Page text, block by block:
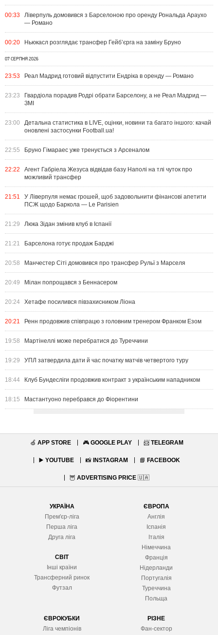
00:33
Ліверпуль домовився з Барселоною про оренду Рональда Араухо
— Романо
00:20 Ньюкасл розглядає трансфер Гейб’єрга на заміну Бруно
07 СЕРПНЯ 2026
23:53 Реал Мадрид готовий відпустити Ендріка в оренду — Романо
23:23
Гвардіола порадив Родрі обрати Барселону, а не Реал Мадрид —
ЗМІ
23:00
Детальна статистика в LIVE, оцінки, новини та багато іншого: качай
оновлені застосунки Football.ua!
22:55 Бруно Гімараес уже тренується з Арсеналом
22:22
Агент Габріела Жезуса відвідав базу Наполі на тлі чуток про
можливий трансфер
21:51
У Ліверпуля немає грошей, щоб задовольнити фінансові апетити
ПСЖ щодо Баркола — Le Parisien
21:29 Люка Зідан змінив клуб в Іспанії
21:21 Барселона готує продаж Барджі
20:58 Манчестер Сіті домовився про трансфер Рульї з Марселя
20:49 Мілан попрощався з Беннасером
20:24 Хетафе посилився півзахисником Ліона
20:21 Ренн продовжив співпрацю з головним тренером Франком Езом
19:58 Мартінеллі може перебратися до Туреччини
19:29 УПЛ затвердила дати й час початку матчів четвертого туру
18:44 Клуб Бундесліги продовжив контракт з українським нападником
18:15 Мастантуоно перебрався до Фіорентини
🍏 APP STORE 🎮 GOOGLE PLAY 📨 TELEGRAM
▶️ YOUTUBE 📸 INSTAGRAM 📘 FACEBOOK
🦉 ADVERTISING PRICE 🇺🇦
УКРАЇНА
Прем'єр-ліга
Перша ліга
Друга ліга
СВІТ
Інші країни
Трансферний ринок
Футзал
ЄВРОПА
Англія
Іспанія
Італія
Німеччина
Франція
Нідерланди
Португалія
Туреччина
Польща
ЄВРОКУБКИ
Ліга чемпіонів
РІЗНЕ
Фан-сектор